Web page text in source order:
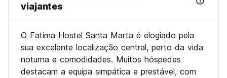
viajantes
O Fatima Hostel Santa Marta é elogiado pela
sua excelente localização central, perto da vida
noturna e comodidades. Muitos hóspedes
destacam a equipa simpática e prestável, com